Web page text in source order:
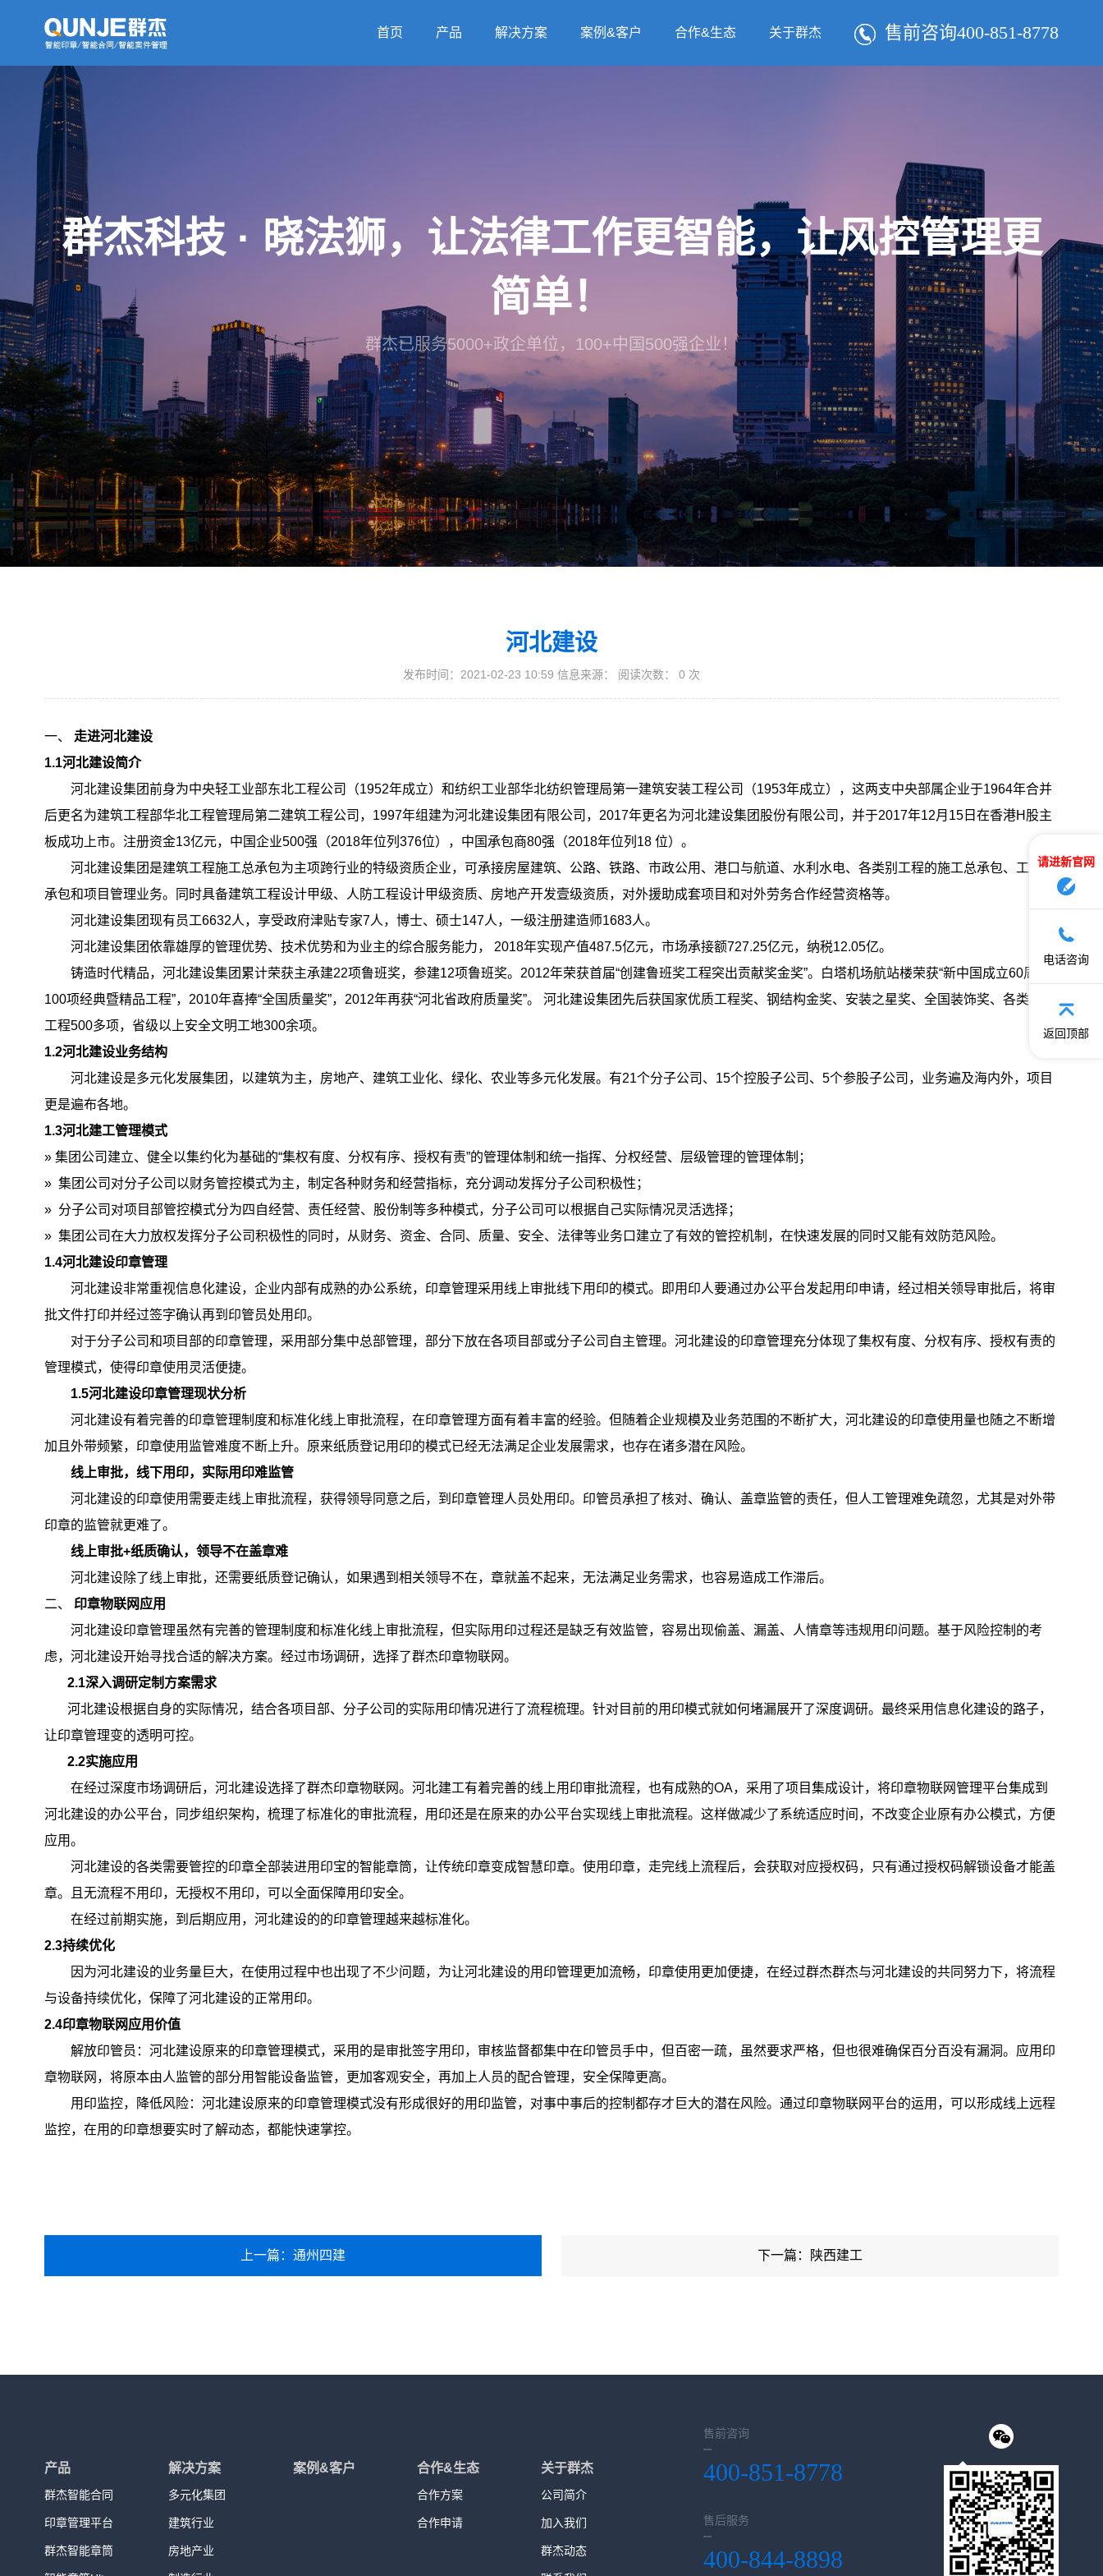
售前咨询400-851-8778
首页 产品 解决方案 案例&客户 合作&生态 关于群杰
群杰科技 · 晓法狮，让法律工作更智能，让风控管理更
简单！
群杰已服务5000+政企单位，100+中国500强企业！
河北建设
发布时间：2021-02-23 10:59 信息来源： 阅读次数： 0 次
一、 走进河北建设
1.1河北建设简介
河北建设集团前身为中央轻工业部东北工程公司（1952年成立）和纺织工业部华北纺织管理局第一建筑安装工程公司（1953年成立），这两支中央部属企业于1964年合并
后更名为建筑工程部华北工程管理局第二建筑工程公司，1997年组建为河北建设集团有限公司，2017年更名为河北建设集团股份有限公司，并于2017年12月15日在香港H股主
板成功上市。注册资金13亿元，中国企业500强（2018年位列376位），中国承包商80强（2018年位列18 位）。
河北建设集团是建筑工程施工总承包为主项跨行业的特级资质企业，可承接房屋建筑、公路、铁路、市政公用、港口与航道、水利水电、各类别工程的施工总承包、工程总
承包和项目管理业务。同时具备建筑工程设计甲级、人防工程设计甲级资质、房地产开发壹级资质，对外援助成套项目和对外劳务合作经营资格等。
河北建设集团现有员工6632人，享受政府津贴专家7人，博士、硕士147人，一级注册建造师1683人。
河北建设集团依靠雄厚的管理优势、技术优势和为业主的综合服务能力，
2018年实现产值487.5亿元， 市场承接额727.25亿元， 纳税12.05亿。
铸造时代精品，河北建设集团累计荣获主承建22项鲁班奖，参建12项鲁班奖。2012年荣获首届“创建鲁班奖工程突出贡献奖金奖”。白塔机场航站楼荣获“新中国成立60周年
100项经典暨精品工程”，2010年喜捧“全国质量奖”，2012年再获“河北省政府质量奖”。 河北建设集团先后获国家优质工程奖、钢结构金奖、安装之星奖、全国装饰奖、各类省优
工程500多项，省级以上安全文明工地300余项。
1.2河北建设业务结构
河北建设是多元化发展集团，以建筑为主，房地产、建筑工业化、绿化、农业等多元化发展。有21个分子公司、 15个控股子公司、 5个参股子公司，业务遍及海内外，项目
更是遍布各地。
1.3河北建工管理模式
» 集团公司建立、健全以集约化为基础的“集权有度、分权有序、授权有责”的管理体制和统一指挥、分权经营、层级管理的管理体制；
» 集团公司对分子公司以财务管控模式为主，制定各种财务和经营指标，充分调动发挥分子公司积极性；
» 分子公司对项目部管控模式分为四自经营、责任经营、股份制等多种模式，分子公司可以根据自己实际情况灵活选择；
» 集团公司在大力放权发挥分子公司积极性的同时，从财务、资金、合同、质量、安全、法律等业务口建立了有效的管控机制，在快速发展的同时又能有效防范风险。
1.4河北建设印章管理
河北建设非常重视信息化建设，企业内部有成熟的办公系统，印章管理采用线上审批线下用印的模式。即用印人要通过办公平台发起用印申请，经过相关领导审批后，将审
批文件打印并经过签字确认再到印管员处用印。
对于分子公司和项目部的印章管理，采用部分集中总部管理，部分下放在各项目部或分子公司自主管理。河北建设的印章管理充分体现了集权有度、分权有序、授权有责的
管理模式，使得印章使用灵活便捷。
1.5河北建设印章管理现状分析
河北建设有着完善的印章管理制度和标准化线上审批流程，在印章管理方面有着丰富的经验。但随着企业规模及业务范围的不断扩大，河北建设的印章使用量也随之不断增
加且外带频繁，印章使用监管难度不断上升。原来纸质登记用印的模式已经无法满足企业发展需求，也存在诸多潜在风险。
线上审批，线下用印，实际用印难监管
河北建设的印章使用需要走线上审批流程，获得领导同意之后，到印章管理人员处用印。印管员承担了核对、确认、盖章监管的责任，但人工管理难免疏忽，尤其是对外带
印章的监管就更难了。
线上审批+纸质确认，领导不在盖章难
河北建设除了线上审批，还需要纸质登记确认，如果遇到相关领导不在，章就盖不起来，无法满足业务需求，也容易造成工作滞后。
二、 印章物联网应用
河北建设印章管理虽然有完善的管理制度和标准化线上审批流程，但实际用印过程还是缺乏有效监管，容易出现偷盖、漏盖、人情章等违规用印问题。基于风险控制的考
虑，河北建设开始寻找合适的解决方案。经过市场调研，选择了群杰印章物联网。
2.1深入调研定制方案需求
河北建设根据自身的实际情况，结合各项目部、分子公司的实际用印情况进行了流程梳理。针对目前的用印模式就如何堵漏展开了深度调研。最终采用信息化建设的路子，
让印章管理变的透明可控。
2.2实施应用
在经过深度市场调研后，河北建设选择了群杰印章物联网。河北建工有着完善的线上用印审批流程，也有成熟的OA，采用了项目集成设计，将印章物联网管理平台集成到
河北建设的办公平台，同步组织架构，梳理了标准化的审批流程，用印还是在原来的办公平台实现线上审批流程。这样做减少了系统适应时间，不改变企业原有办公模式，方便
应用。
河北建设的各类需要管控的印章全部装进用印宝的智能章筒，让传统印章变成智慧印章。使用印章，走完线上流程后，会获取对应授权码，只有通过授权码解锁设备才能盖
章。且无流程不用印，无授权不用印，可以全面保障用印安全。
在经过前期实施，到后期应用，河北建设的的印章管理越来越标准化。
2.3持续优化
因为河北建设的业务量巨大，在使用过程中也出现了不少问题，为让河北建设的用印管理更加流畅，印章使用更加便捷，在经过群杰群杰与河北建设的共同努力下，将流程
与设备持续优化，保障了河北建设的正常用印。
2.4印章物联网应用价值
解放印管员：河北建设原来的印章管理模式，采用的是审批签字用印，审核监督都集中在印管员手中，但百密一疏，虽然要求严格，但也很难确保百分百没有漏洞。应用印
章物联网，将原本由人监管的部分用智能设备监管，更加客观安全，再加上人员的配合管理，安全保障更高。
用印监控，降低风险：河北建设原来的印章管理模式没有形成很好的用印监管，对事中事后的控制都存才巨大的潜在风险。通过印章物联网平台的运用，可以形成线上远程
监控，在用的印章想要实时了解动态，都能快速掌控。
上一篇：通州四建 下一篇：陕西建工
产品
群杰智能合同
印章管理平台
群杰智能章筒
解决方案
多元化集团
建筑行业
房地产业
案例&客户 合作&生态
合作方案
合作申请
关于群杰
公司简介
加入我们
群杰动态
售前咨询
400-851-8778
售后服务
400-844-8898
请进新官网
电话咨询
返回顶部